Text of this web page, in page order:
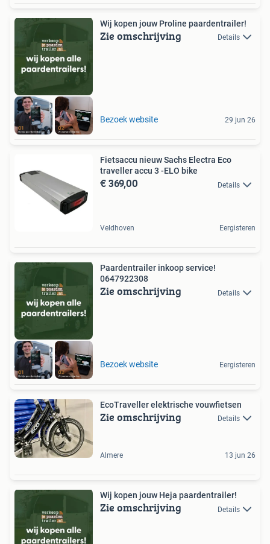
Wij kopen jouw Proline paardentrailer!
Zie omschrijving Details
Bezoek website 29 jun 26
Fietsaccu nieuw Sachs Electra Eco
traveller accu 3 -ELO bike
€ 369,00 Details
Veldhoven Eergisteren
Paardentrailer inkoop service!
0647922308
Zie omschrijving Details
Bezoek website Eergisteren
EcoTraveller elektrische vouwfietsen
Zie omschrijving Details
Almere 13 jun 26
Wij kopen jouw Heja paardentrailer!
Zie omschrijving Details